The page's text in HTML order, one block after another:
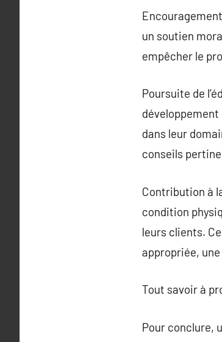
un soutien
empêcher le
Poursuite de
dans leur
conseils
Contribution à
condition
leurs clients.
appropriée,
Tout savoir à
Pour conclure,